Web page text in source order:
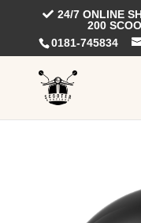
24/7 ONLINE
200
0181-745834